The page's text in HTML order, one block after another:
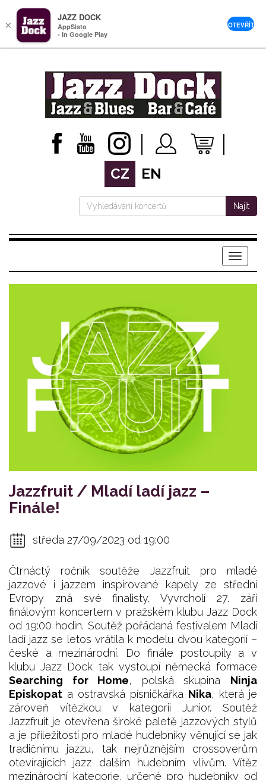
CZ EN
Najít
Menu
Jazzfruit / Mladí ladí jazz –
Finále!
středa 27/09/2023 od 19:00
Čtrnáctý ročník soutěže Jazzfruit pro mladé
jazzové i jazzem inspirované kapely ze střední
Evropy zná své finalisty. Vyvrcholí 27. září
finálovým koncertem v pražském klubu Jazz Dock
od 19:00 hodin. Soutěž pořádaná festivalem Mladí
ladí jazz se letos vrátila k modelu dvou kategorií –
české a mezinárodní. Do finále postoupily a v
klubu Jazz Dock tak vystoupí německá formace
Searching for Home, polská skupina Ninja
Episkopat a ostravská písničkářka Nika, která je
zároveň vítězkou v kategorii Junior. Soutěž
Jazzfruit je otevřena široké paletě jazzových stylů
a je příležitostí pro mladé hudebníky věnující se jak
tradičnímu jazzu, tak nejrůznějším crossoverům
otevírajících jazz dalším hudebním vlivům. Vítěz
mezinárodní kategorie, určené pro hudebníky od
×
JAZZ DOCK
AppSisto
- In Google Play
OTEVŘÍT